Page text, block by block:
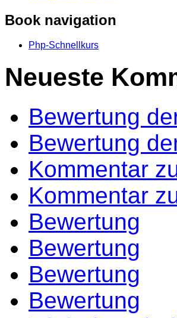
Book navigation
Php-Schnellkurs
Neueste
Bewertung
Bewertung
Kommentar
Kommentar
Bewertung
Bewertung
Bewertung
Bewertung